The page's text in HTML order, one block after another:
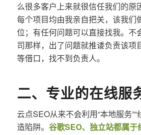
么很多客户上来就很信任我们的原
每个项目均由我亲自把关，该我们
位；有任何问题可以直接找我。不
司那样，出了问题就推诿负责该项
等借口，找不到负责人。
二、专业的在线服
云点SEO从来不会利用“本地服务
造陷阱。 谷歌SEO、独立站都属于